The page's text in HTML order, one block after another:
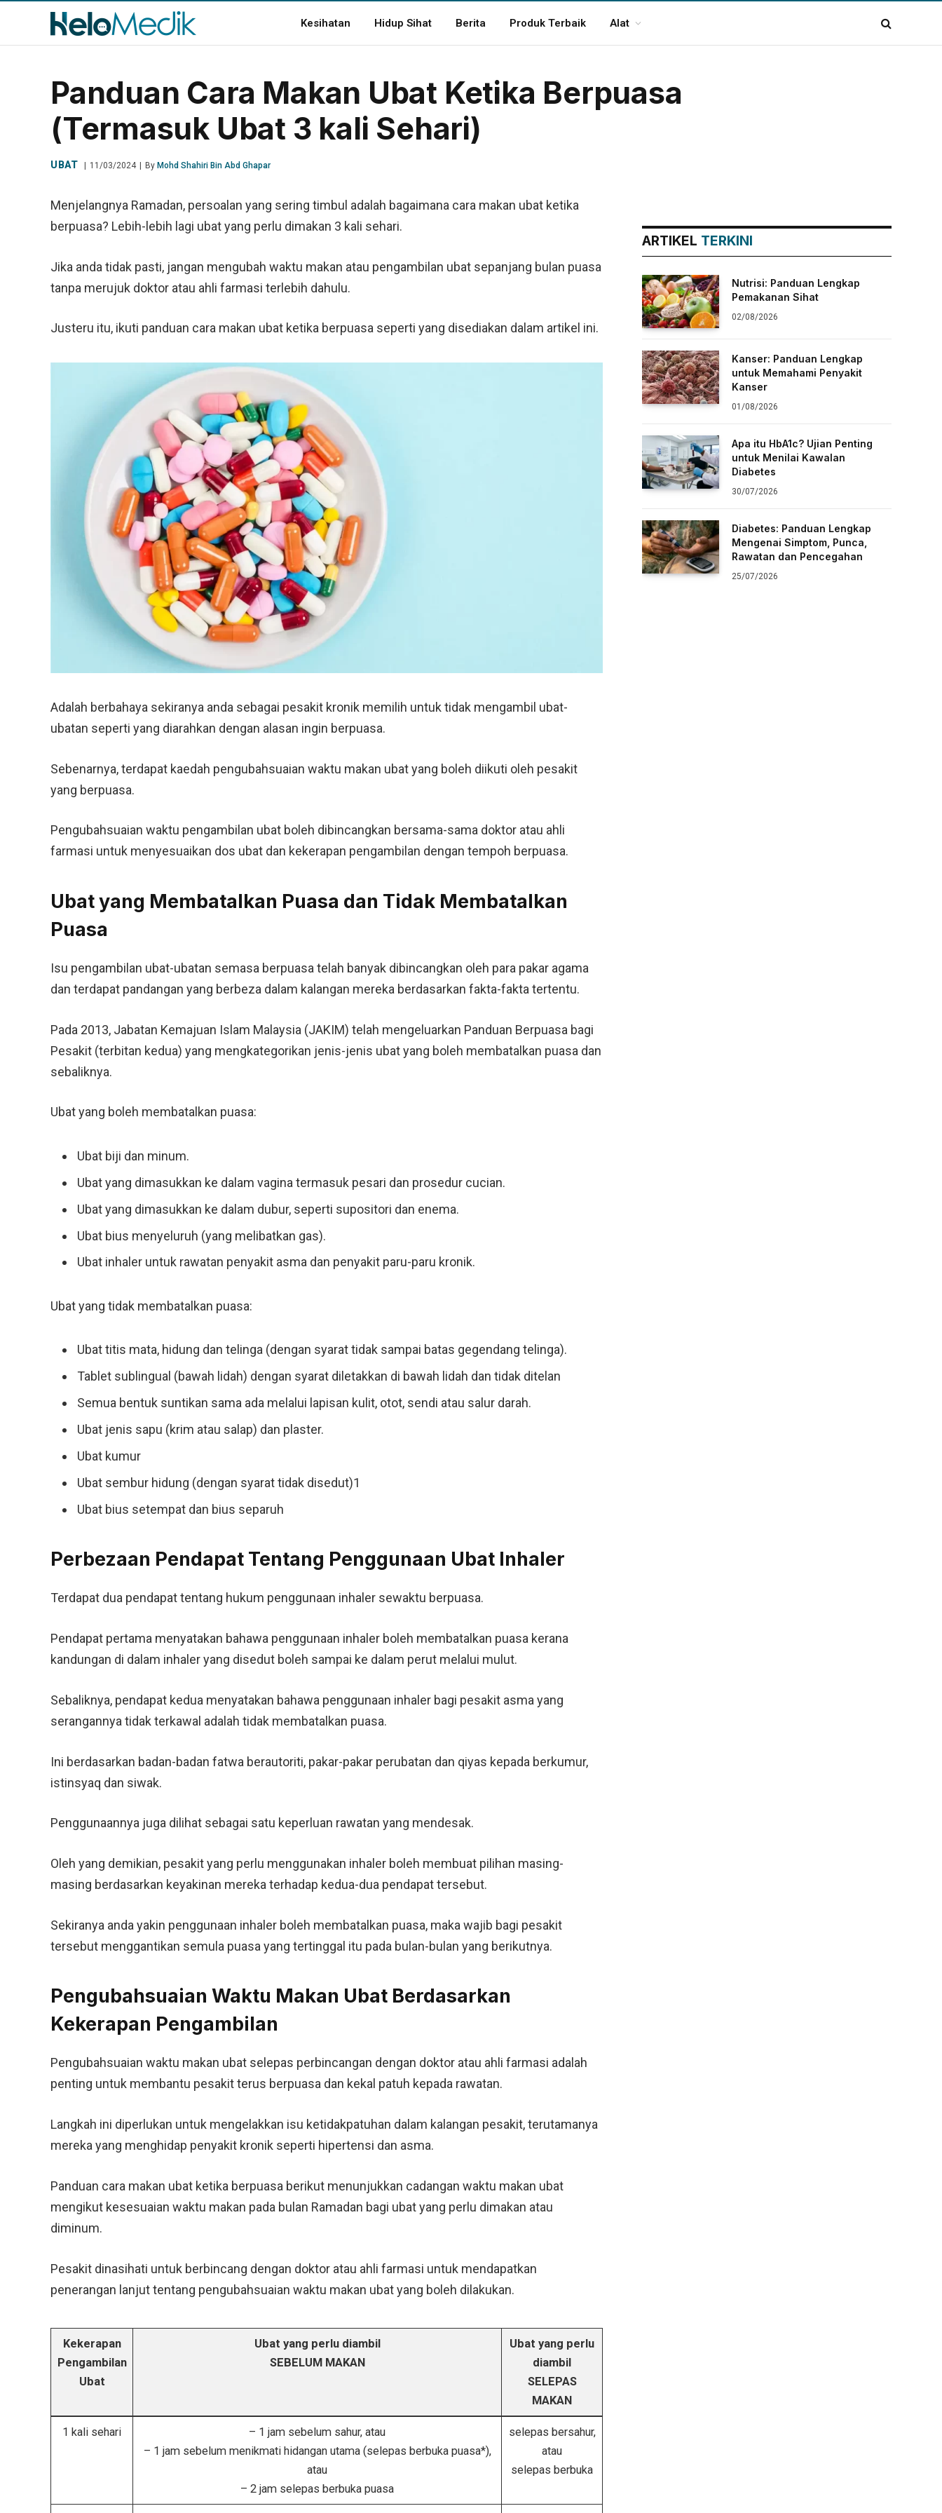
Kesihatan Hidup Sihat Berita Produk Terbaik Alat
Panduan Cara Makan Ubat Ketika Berpuasa
(Termasuk Ubat 3 kali Sehari)
UBAT 11/03/2024 By Mohd Shahiri Bin Abd Ghapar
Menjelangnya Ramadan, persoalan yang sering timbul adalah bagaimana cara makan ubat ketika
berpuasa? Lebih-lebih lagi ubat yang perlu dimakan 3 kali sehari.
Jika anda tidak pasti, jangan mengubah waktu makan atau pengambilan ubat sepanjang bulan puasa
tanpa merujuk doktor atau ahli farmasi terlebih dahulu.
Justeru itu, ikuti panduan cara makan ubat ketika berpuasa seperti yang disediakan dalam artikel ini.
Adalah berbahaya sekiranya anda sebagai pesakit kronik memilih untuk tidak mengambil ubat-
ubatan seperti yang diarahkan dengan alasan ingin berpuasa.
Sebenarnya, terdapat kaedah pengubahsuaian waktu makan ubat yang boleh diikuti oleh pesakit
yang berpuasa.
Pengubahsuaian waktu pengambilan ubat boleh dibincangkan bersama-sama doktor atau ahli
farmasi untuk menyesuaikan dos ubat dan kekerapan pengambilan dengan tempoh berpuasa.
Ubat yang Membatalkan Puasa dan Tidak Membatalkan
Puasa
Isu pengambilan ubat-ubatan semasa berpuasa telah banyak dibincangkan oleh para pakar agama
dan terdapat pandangan yang berbeza dalam kalangan mereka berdasarkan fakta-fakta tertentu.
Pada 2013, Jabatan Kemajuan Islam Malaysia (JAKIM) telah mengeluarkan Panduan Berpuasa bagi
Pesakit (terbitan kedua) yang mengkategorikan jenis-jenis ubat yang boleh membatalkan puasa dan
sebaliknya.
Ubat yang boleh membatalkan puasa:
Ubat biji dan minum.
Ubat yang dimasukkan ke dalam vagina termasuk pesari dan prosedur cucian.
Ubat yang dimasukkan ke dalam dubur, seperti supositori dan enema.
Ubat bius menyeluruh (yang melibatkan gas).
Ubat inhaler untuk rawatan penyakit asma dan penyakit paru-paru kronik.
Ubat yang tidak membatalkan puasa:
Ubat titis mata, hidung dan telinga (dengan syarat tidak sampai batas gegendang telinga).
Tablet sublingual (bawah lidah) dengan syarat diletakkan di bawah lidah dan tidak ditelan
Semua bentuk suntikan sama ada melalui lapisan kulit, otot, sendi atau salur darah.
Ubat jenis sapu (krim atau salap) dan plaster.
Ubat kumur
Ubat sembur hidung (dengan syarat tidak disedut)1
Ubat bius setempat dan bius separuh
Perbezaan Pendapat Tentang Penggunaan Ubat Inhaler
Terdapat dua pendapat tentang hukum penggunaan inhaler sewaktu berpuasa.
Pendapat pertama menyatakan bahawa penggunaan inhaler boleh membatalkan puasa kerana
kandungan di dalam inhaler yang disedut boleh sampai ke dalam perut melalui mulut.
Sebaliknya, pendapat kedua menyatakan bahawa penggunaan inhaler bagi pesakit asma yang
serangannya tidak terkawal adalah tidak membatalkan puasa.
Ini berdasarkan badan-badan fatwa berautoriti, pakar-pakar perubatan dan qiyas kepada berkumur,
istinsyaq dan siwak.
Penggunaannya juga dilihat sebagai satu keperluan rawatan yang mendesak.
Oleh yang demikian, pesakit yang perlu menggunakan inhaler boleh membuat pilihan masing-
masing berdasarkan keyakinan mereka terhadap kedua-dua pendapat tersebut.
Sekiranya anda yakin penggunaan inhaler boleh membatalkan puasa, maka wajib bagi pesakit
tersebut menggantikan semula puasa yang tertinggal itu pada bulan-bulan yang berikutnya.
Pengubahsuaian Waktu Makan Ubat Berdasarkan
Kekerapan Pengambilan
Pengubahsuaian waktu makan ubat selepas perbincangan dengan doktor atau ahli farmasi adalah
penting untuk membantu pesakit terus berpuasa dan kekal patuh kepada rawatan.
Langkah ini diperlukan untuk mengelakkan isu ketidakpatuhan dalam kalangan pesakit, terutamanya
mereka yang menghidap penyakit kronik seperti hipertensi dan asma.
Panduan cara makan ubat ketika berpuasa berikut menunjukkan cadangan waktu makan ubat
mengikut kesesuaian waktu makan pada bulan Ramadan bagi ubat yang perlu dimakan atau
diminum.
Pesakit dinasihati untuk berbincang dengan doktor atau ahli farmasi untuk mendapatkan
penerangan lanjut tentang pengubahsuaian waktu makan ubat yang boleh dilakukan.
Kekerapan
Pengambilan
Ubat
Ubat yang perlu diambil
SEBELUM MAKAN
Ubat yang perlu
diambil
SELEPAS
MAKAN
1 kali sehari
– 1 jam sebelum sahur, atau
– 1 jam sebelum menikmati hidangan utama (selepas berbuka puasa*),
atau
– 2 jam selepas berbuka puasa
selepas bersahur,
atau
selepas berbuka
ARTIKEL TERKINI
Nutrisi: Panduan Lengkap
Pemakanan Sihat
02/08/2026
Kanser: Panduan Lengkap
untuk Memahami Penyakit
Kanser
01/08/2026
Apa itu HbA1c? Ujian Penting
untuk Menilai Kawalan
Diabetes
30/07/2026
Diabetes: Panduan Lengkap
Mengenai Simptom, Punca,
Rawatan dan Pencegahan
25/07/2026